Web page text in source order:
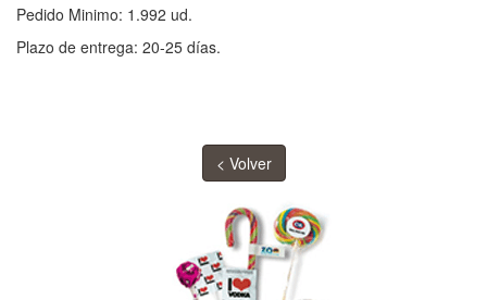
Pedido Minimo: 1.992 ud.
Plazo de entrega: 20-25 días.
< Volver